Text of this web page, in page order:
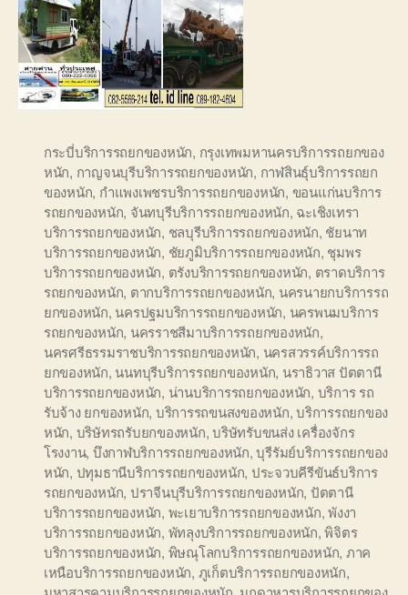
กระบี่บริการรถยกของหนัก, กรุงเทพมหานครบริการรถยกของ
หนัก, กาญจนบุรีบริการรถยกของหนัก, กาฬสินธุ์บริการรถยก
ของหนัก, กำแพงเพชรบริการรถยกของหนัก, ขอนแก่นบริการ
รถยกของหนัก, จันทบุรีบริการรถยกของหนัก, ฉะเชิงเทรา
บริการรถยกของหนัก, ชลบุรีบริการรถยกของหนัก, ชัยนาท
บริการรถยกของหนัก, ชัยภูมิบริการรถยกของหนัก, ชุมพร
บริการรถยกของหนัก, ตรังบริการรถยกของหนัก, ตราดบริการ
รถยกของหนัก, ตากบริการรถยกของหนัก, นครนายกบริการรถ
ยกของหนัก, นครปฐมบริการรถยกของหนัก, นครพนมบริการ
รถยกของหนัก, นครราชสีมาบริการรถยกของหนัก,
นครศรีธรรมราชบริการรถยกของหนัก, นครสวรรค์บริการรถ
ยกของหนัก, นนทบุรีบริการรถยกของหนัก, นราธิวาส ปัตตานี
บริการรถยกของหนัก, น่านบริการรถยกของหนัก, บริการ รถ
รับจ้าง ยกของหนัก, บริการรถขนสงของหนัก,บริการรถยกของ
หนัก, บริษัทรถรับยกของหนัก,บริษัทรับขนส่ง เครื่องจักร
โรงงาน, บึงกาฬบริการรถยกของหนัก,บุรีรัมย์บริการรถยกของ
หนัก, ปทุมธานีบริการรถยกของหนัก, ประจวบคีรีขันธ์บริการ
รถยกของหนัก, ปราจีนบุรีบริการรถยกของหนัก, ปัตตานี
บริการรถยกของหนัก, พะเยาบริการรถยกของหนัก,พังงา
บริการรถยกของหนัก, พัทลุงบริการรถยกของหนัก,พิจิตร
บริการรถยกของหนัก, พิษณุโลกบริการรถยกของหนัก, ภาค
เหนือบริการรถยกของหนัก, ภูเก็ตบริการรถยกของหนัก,